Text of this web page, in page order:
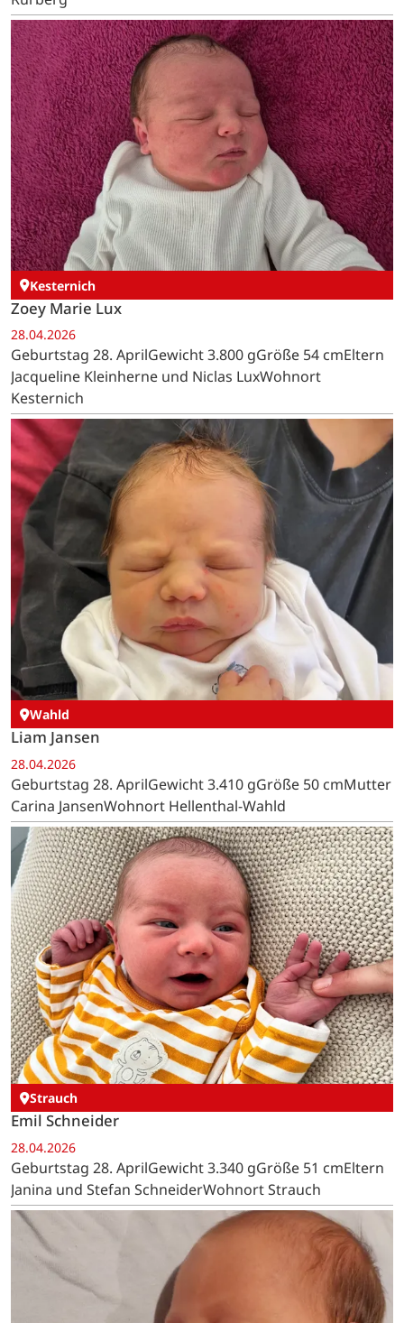
Kesternich
Zoey Marie Lux
28.04.2026
Geburtstag 28. AprilGewicht 3.800 gGröße 54 cmEltern
Jacqueline Kleinherne und Niclas LuxWohnort
Kesternich
Wahld
Liam Jansen
28.04.2026
Geburtstag 28. AprilGewicht 3.410 gGröße 50 cmMutter
Carina JansenWohnort Hellenthal-Wahld
Strauch
Emil Schneider
28.04.2026
Geburtstag 28. AprilGewicht 3.340 gGröße 51 cmEltern
Janina und Stefan SchneiderWohnort Strauch